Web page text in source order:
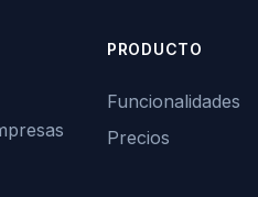
PRODUCTO
Funcionalidades
Precios